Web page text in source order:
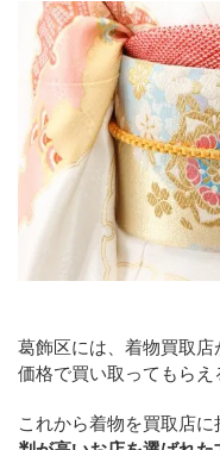
葛飾区には、着物買取
価格で買い取ってもらえ
これから着物を買取店に